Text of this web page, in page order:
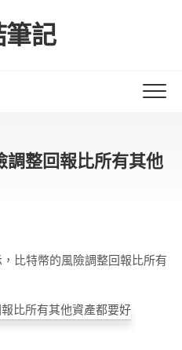
筆記
調整回報比所有其他
比特幣的風險調整回報比所有